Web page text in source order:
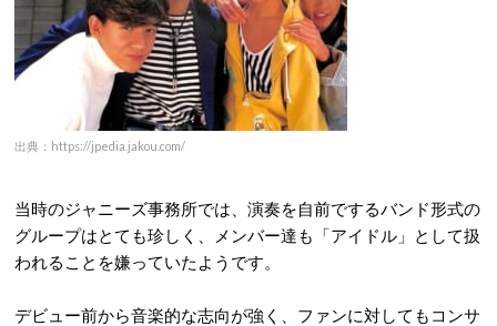
出典：https://jpedia.jakou.com/
当時のジャニーズ事務所では、演奏を自前でするバンド形式の
グループはとても珍しく、メンバー達も「アイドル」として扱
われることを嫌っていたようです。
デビュー前から音楽的な志向が強く、ファンに対してもコンサ